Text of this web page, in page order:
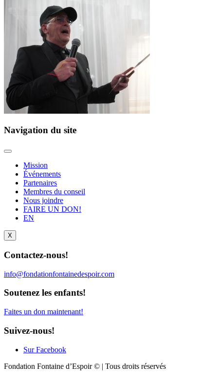
Navigation du site
Mission
Événements
Partenaires
Membres du conseil
Nous joindre
FAIRE UN DON!
EN
X
Contactez-nous!
info@fondationfontainedespoir.com
Soutenez les enfants!
Faites un don maintenant!
Suivez-nous!
Sur Facebook
Fondation Fontaine d’Espoir © | Tous droits réservés